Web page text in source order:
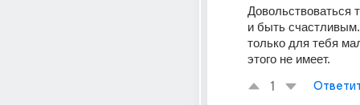
Довольствоваться
и быть
только для тебя
этого не имеет.
1